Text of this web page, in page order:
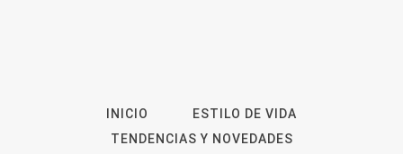
INICIO
ESTILO DE VIDA
TENDENCIAS Y NOVEDADES